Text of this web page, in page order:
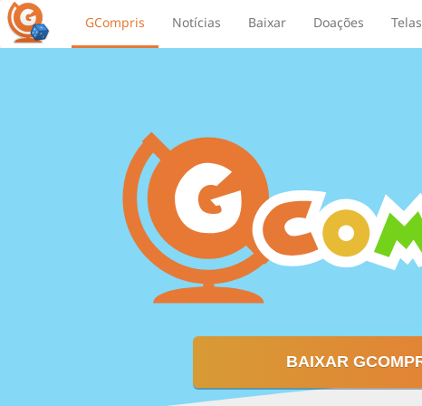
GCompris Notícias Baixar Doações
BAIXAR